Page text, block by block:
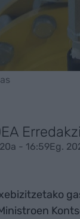
- 16:59Eg.